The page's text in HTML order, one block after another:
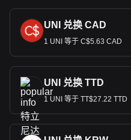
UNI 兑换 CAD
1 UNI 等于 C$5.63 CAD
UNI 兑换 TTD
1 UNI 等于 TT$27.22 TTD